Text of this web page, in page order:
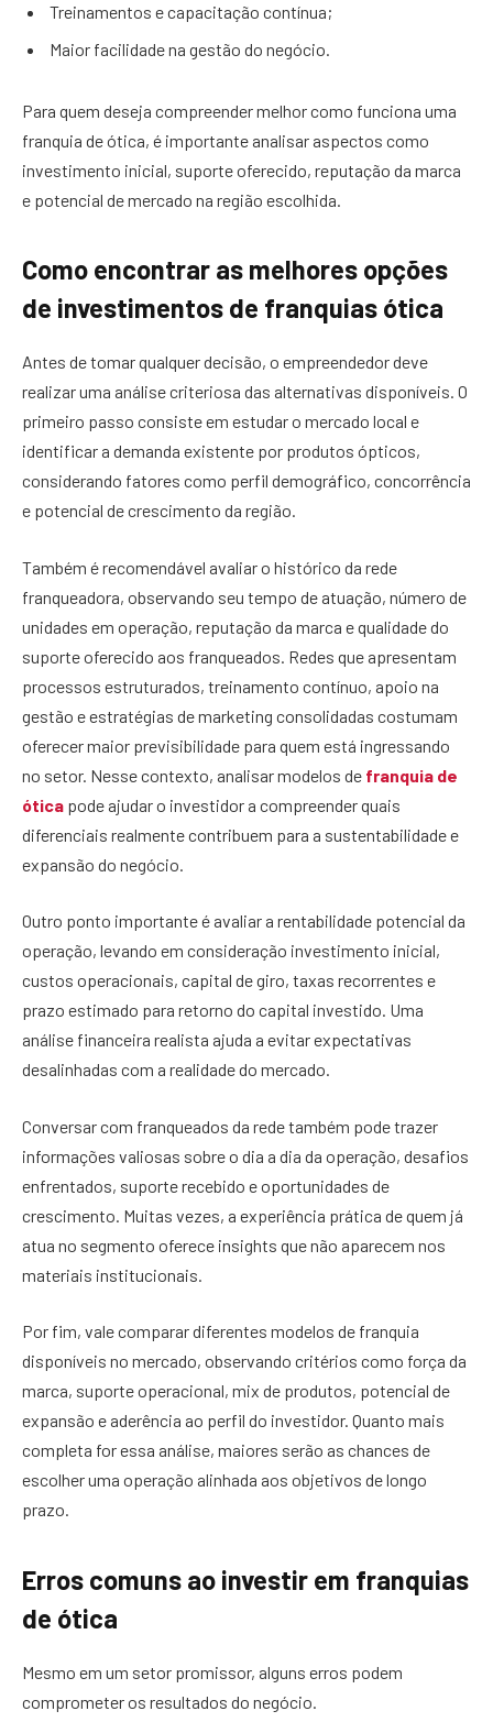
Treinamentos e capacitação contínua;
Maior facilidade na gestão do negócio.
Para quem deseja compreender melhor como funciona uma
franquia de ótica, é importante analisar aspectos como
investimento inicial, suporte oferecido, reputação da marca
e potencial de mercado na região escolhida.
Como encontrar as melhores opções
de investimentos de franquias ótica
Antes de tomar qualquer decisão, o empreendedor deve
realizar uma análise criteriosa das alternativas disponíveis. O
primeiro passo consiste em estudar o mercado local e
identificar a demanda existente por produtos ópticos,
considerando fatores como perfil demográfico, concorrência
e potencial de crescimento da região.
Também é recomendável avaliar o histórico da rede
franqueadora, observando seu tempo de atuação, número de
unidades em operação, reputação da marca e qualidade do
suporte oferecido aos franqueados. Redes que apresentam
processos estruturados, treinamento contínuo, apoio na
gestão e estratégias de marketing consolidadas costumam
oferecer maior previsibilidade para quem está ingressando
no setor. Nesse contexto, analisar modelos de franquia de
ótica pode ajudar o investidor a compreender quais
diferenciais realmente contribuem para a sustentabilidade e
expansão do negócio.
Outro ponto importante é avaliar a rentabilidade potencial da
operação, levando em consideração investimento inicial,
custos operacionais, capital de giro, taxas recorrentes e
prazo estimado para retorno do capital investido. Uma
análise financeira realista ajuda a evitar expectativas
desalinhadas com a realidade do mercado.
Conversar com franqueados da rede também pode trazer
informações valiosas sobre o dia a dia da operação, desafios
enfrentados, suporte recebido e oportunidades de
crescimento. Muitas vezes, a experiência prática de quem já
atua no segmento oferece insights que não aparecem nos
materiais institucionais.
Por fim, vale comparar diferentes modelos de franquia
disponíveis no mercado, observando critérios como força da
marca, suporte operacional, mix de produtos, potencial de
expansão e aderência ao perfil do investidor. Quanto mais
completa for essa análise, maiores serão as chances de
escolher uma operação alinhada aos objetivos de longo
prazo.
Erros comuns ao investir em franquias
de ótica
Mesmo em um setor promissor, alguns erros podem
comprometer os resultados do negócio.